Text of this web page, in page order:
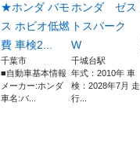
★ホンダ バモ
ス ホビオ低燃
費 車検2...
千葉市
■自動車基本情報
メーカー:ホンダ
車名:バ...
ホンダ ゼス
トスパーク
W
千城台駅
年式：2010年 車
検：2028年7月 走
行...